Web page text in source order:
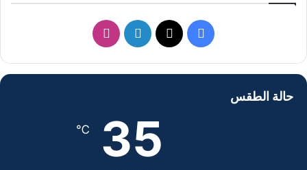
ي
X
ي
د
ن
حالة الطقس
35
℃